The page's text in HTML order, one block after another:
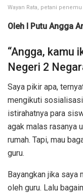
Wayan Rata, petani
Oleh I Putu Angga
“Angga, kamu
Negeri 2
Saya pikir apa,
mengikuti
istirahatnya para
agak malas rasanya
rumah. Tapi, mau
guru.
Bayangkan jika saya
oleh guru. Lalu